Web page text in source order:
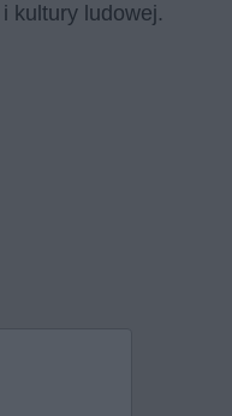
kultury ludowej.